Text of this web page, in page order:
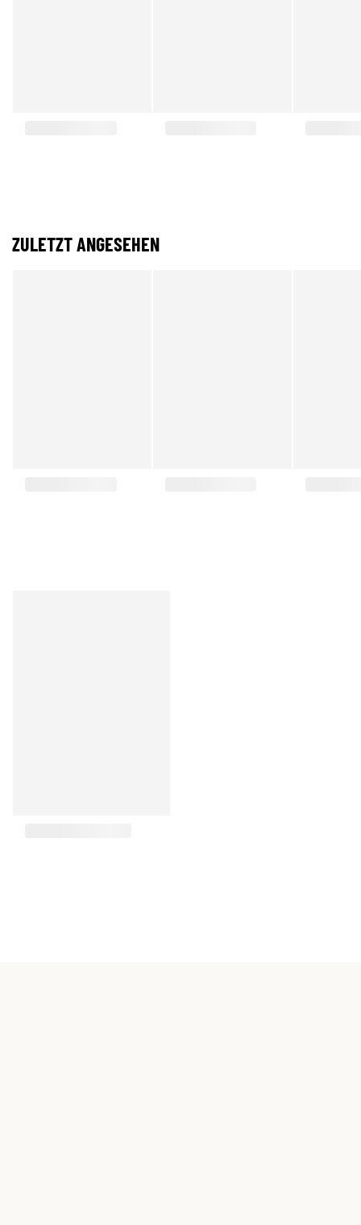
ZULETZT ANGESEHEN